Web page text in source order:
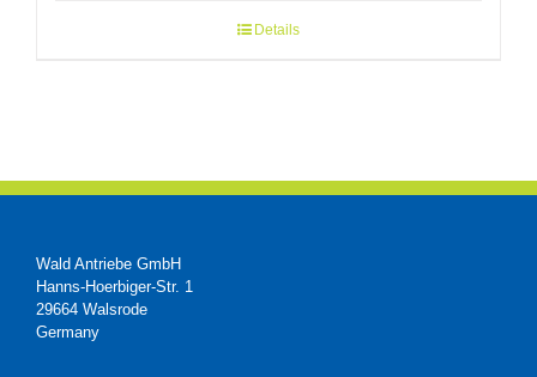
Details
Wald Antriebe GmbH
Hanns-Hoerbiger-Str. 1
29664 Walsrode
Germany